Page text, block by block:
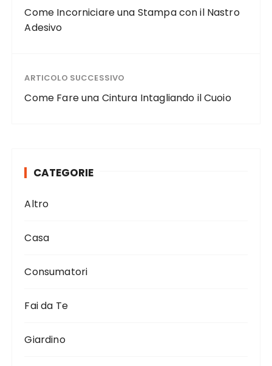
Come Incorniciare una Stampa con il Nastro
Adesivo
ARTICOLO SUCCESSIVO
Come Fare una Cintura Intagliando il Cuoio
CATEGORIE
Altro
Casa
Consumatori
Fai da Te
Giardino